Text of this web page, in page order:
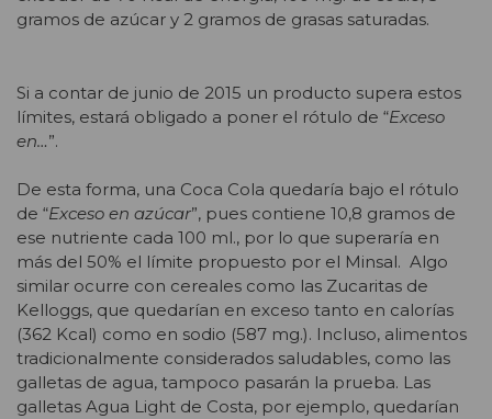
gramos de azúcar y 2 gramos de grasas saturadas.
Si a contar de junio de 2015 un producto supera estos
límites, estará obligado a poner el rótulo de “Exceso
en…”.
De esta forma, una Coca Cola quedaría bajo el rótulo
de “Exceso en azúcar”, pues contiene 10,8 gramos de
ese nutriente cada 100 ml., por lo que superaría en
más del 50% el límite propuesto por el Minsal. Algo
similar ocurre con cereales como las Zucaritas de
Kelloggs, que quedarían en exceso tanto en calorías
(362 Kcal) como en sodio (587 mg.). Incluso, alimentos
tradicionalmente considerados saludables, como las
galletas de agua, tampoco pasarán la prueba. Las
galletas Agua Light de Costa, por ejemplo, quedarían